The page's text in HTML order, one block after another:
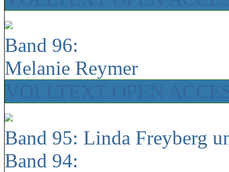
Band 96:
Melanie Reymer
Band 95: Linda Freyberg
Band 94: